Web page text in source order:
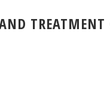
TREATMENT